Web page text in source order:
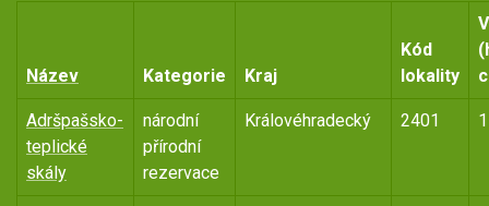
Název Kategorie Kraj
Kód
lokality
Adršpašsko-
teplické
skály
národní
přírodní
rezervace
Královéhradecký 2401